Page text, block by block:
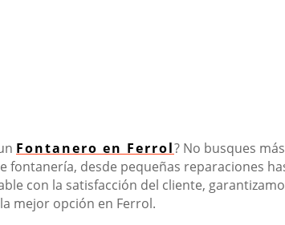
Fontanero en Ferrol? No busques
fontanería, desde pequeñas reparaciones
con la satisfacción del cliente,
mejor opción en Ferrol.